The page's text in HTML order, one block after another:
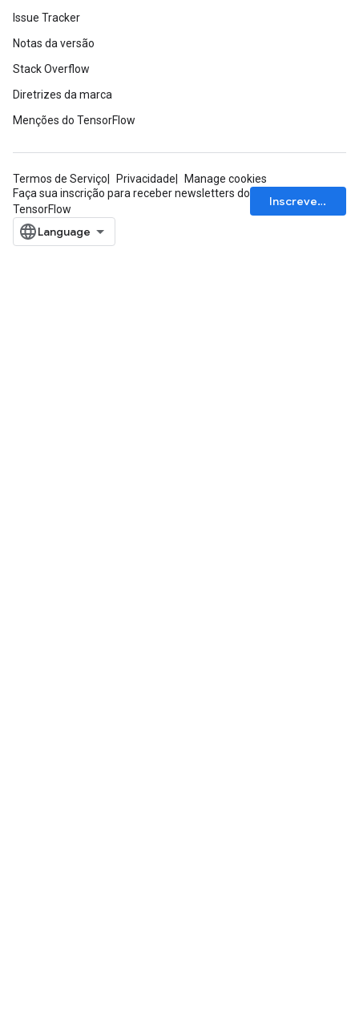
Issue Tracker
Notas da versão
Stack Overflow
Diretrizes da marca
Menções do TensorFlow
Termos de Serviço Privacidade
Manage cookies
Faça sua inscrição para receber newsletters do
TensorFlow
Inscrever-se